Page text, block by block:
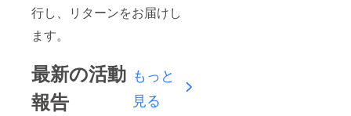
行し、リターンをお届けし
ます。
最新の活動
報告
もっと
見る